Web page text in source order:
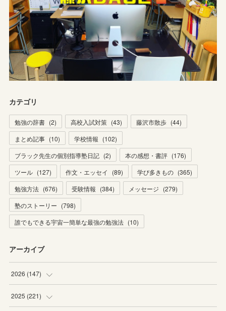
カテゴリ
勉強の辞書 (2) 高校入試対策 (43) 藤沢市散歩 (44)
まとめ記事 (10) 学校情報 (102)
ブラック先生の個別指導塾日記 (2) 本の感想・書評 (176)
ツール (127) 作文・エッセイ (89) 学び多きもの (365)
勉強方法 (676) 受験情報 (384) メッセージ (279)
塾のストーリー (798)
誰でもできる宇宙一簡単な最強の勉強法 (10)
アーカイブ
2026 (147)
(5)
2025 (221)